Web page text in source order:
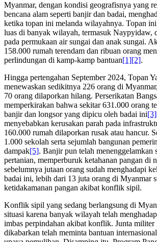
Myanmar, dengan kondisi geografisnya yang
bencana alam seperti banjir dan badai,
ketika topan ini melanda wilayahnya. Topan
luas di banyak wilayah, termasuk Naypyidaw,
pada permukaan air sungai dan anak sungai.
158.000 rumah terendam dan ribuan orang
perlindungan di kamp-kamp bantuan[1][2].
Hingga pertengahan September 2024, Topan
menewaskan sedikitnya 226 orang di
70 orang dilaporkan hilang. Perserikatan
memperkirakan bahwa sekitar 631.000 orang
banjir dan longsor yang dipicu oleh badai ini[3]
menyebabkan kerusakan parah pada
160.000 rumah dilaporkan rusak atau hancur.
1.000 sekolah serta sejumlah bangunan
dampak[5]. Banjir pun telah menenggelamkan
pertanian, memperburuk ketahanan pangan di
sebelumnya jutaan orang sudah menghadapi
badai ini, lebih dari 13 juta orang di Myanmar
ketidakamanan pangan akibat konflik sipil.
Konflik sipil yang sedang berlangsung di
situasi karena banyak wilayah telah
imbas perpindahan akibat konflik. Junta militer
dikabarkan telah meminta bantuan